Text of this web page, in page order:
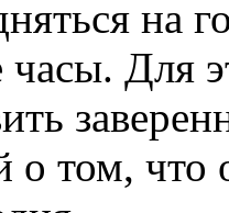
на
часы. Для
о том, что